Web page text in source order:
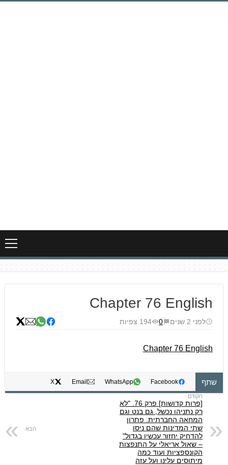
לדלג
Chapter 76 English
לפני 2 שנים 0 194 צפיות
Chapter 76 English
שתף Facebook
WhatsApp
Email
X
[פרות קדושות] פרק 76. "לא
רק נתניהו נכשל, גם בנט וגם
המחאה החברתית. פתרון
שתי המדינות שהם ניסו
להדחיק יחזור עכשיו בגדול"
– שאול אריאלי על התנפצות
הקונספציות ועוד כמה
מיתוסים עלינו ועל עזה